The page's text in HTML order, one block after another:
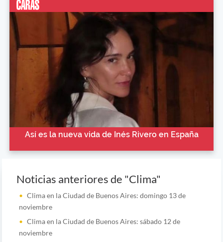
Así es la nueva vida de Inés Rivero en España
Noticias anteriores de "Clima"
Clima en la Ciudad de Buenos Aires: domingo 13 de
noviembre
Clima en la Ciudad de Buenos Aires: sábado 12 de
noviembre